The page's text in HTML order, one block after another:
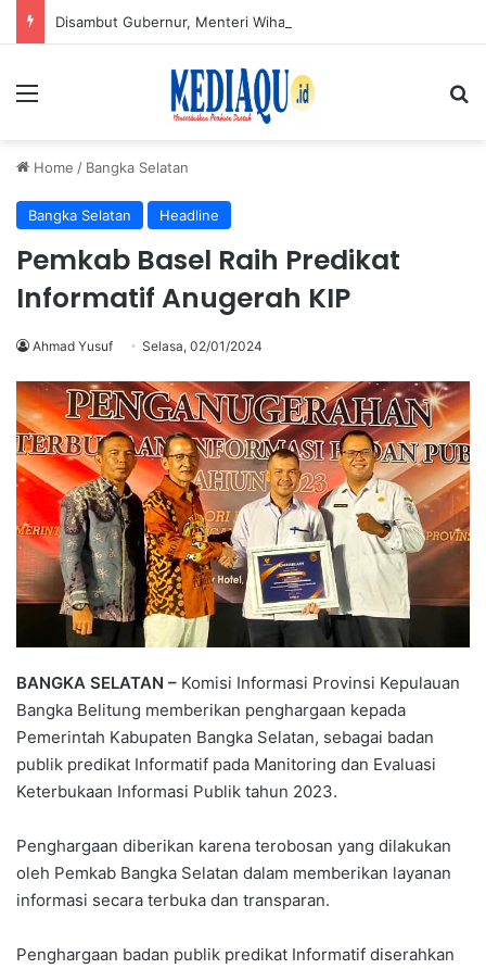
Menu
Home / Bangka Selatan
Bangka Selatan Headline
Pemkab Basel Raih Predikat
Informatif Anugerah KIP
Ahmad Yusuf Selasa, 02/01/2024
BANGKA SELATAN – Komisi Informasi Provinsi Kepulauan
Bangka Belitung memberikan penghargaan kepada
Pemerintah Kabupaten Bangka Selatan, sebagai badan
publik predikat Informatif pada Manitoring dan Evaluasi
Keterbukaan Informasi Publik tahun 2023.
Penghargaan diberikan karena terobosan yang dilakukan
oleh Pemkab Bangka Selatan dalam memberikan layanan
informasi secara terbuka dan transparan.
Penghargaan badan publik predikat Informatif diserahkan